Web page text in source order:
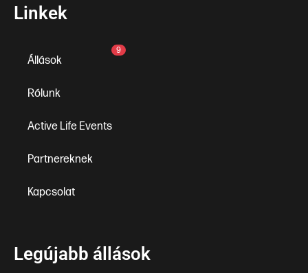
Linkek
Állások
9
Rólunk
Active Life Events
Partnereknek
Kapcsolat
Legújabb állások